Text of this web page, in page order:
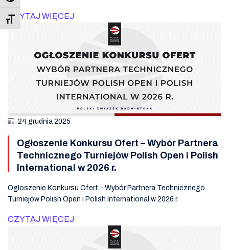
Toggle Font size
CZYTAJ WIĘCEJ
24 grudnia 2025
Ogłoszenie Konkursu Ofert – Wybór Partnera
Technicznego Turniejów Polish Open i Polish
International w 2026 r.
Ogłoszenie Konkursu Ofert – Wybór Partnera Technicznego
Turniejów Polish Open i Polish International w 2026 r.
CZYTAJ WIĘCEJ